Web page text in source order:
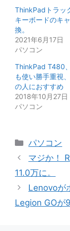
ThinkPadトラッ
キーボードのキ
換。
2021年6月17日
パソコン
ThinkPad T480
も使い勝手重視
の人におすすめ
2018年10月27日
パソコン
カ
テ
リ
ー
パソコン
マジか！
11.0万に。
Lenovoが
Legion GOが